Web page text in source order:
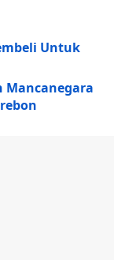
Untuk
Mancanegara